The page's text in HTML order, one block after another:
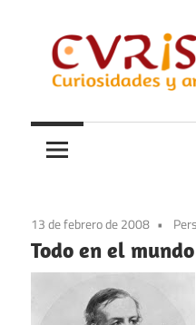
contenido
Curistoria
y
anécdotas
historia
13 de febrero de 2008
Todo en el